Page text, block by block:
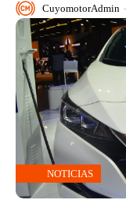
CuyomotorAdmin -
NOTICIAS